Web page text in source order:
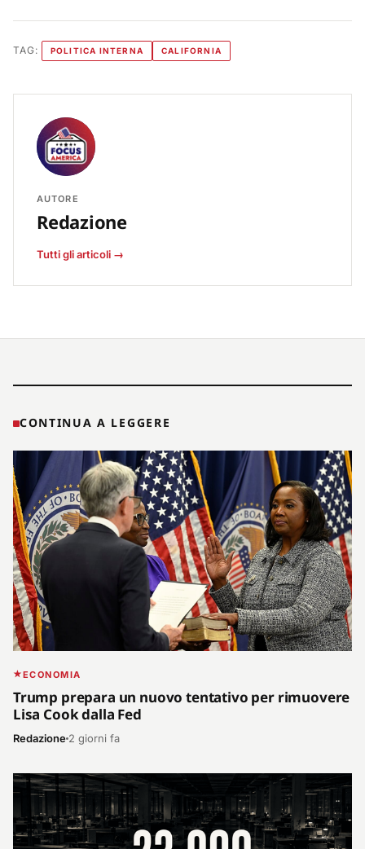
TAG: POLITICA INTERNA CALIFORNIA
AUTORE
Redazione
Tutti gli articoli →
CONTINUA A LEGGERE
ECONOMIA
Trump prepara un nuovo tentativo per rimuovere
Lisa Cook dalla Fed
Redazione 2 giorni fa